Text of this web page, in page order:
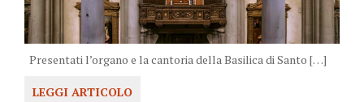
Presentati l’organo e la cantoria della Basilica di Santo […]
LEGGI ARTICOLO